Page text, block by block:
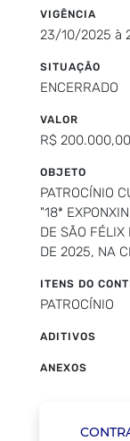
VIGÊNCIA
23/10/2025 à
SITUAÇÃO
ENCERRADO
VALOR
R$ 200.000,00
OBJETO
PATROCÍNIO
"18ª
DE SÃO FÉLIX
DE 2025, NA
ITENS DO
PATROCÍNIO
ADITIVOS
ANEXOS